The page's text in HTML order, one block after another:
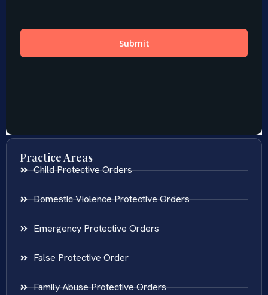
Practice Areas
Child Protective Orders
Domestic Violence Protective Orders
Emergency Protective Orders
False Protective Order
Family Abuse Protective Orders